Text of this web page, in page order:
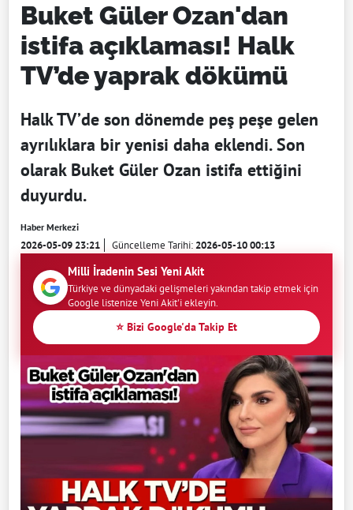
Buket Güler Ozan'dan
istifa açıklaması! Halk
TV’de yaprak dökümü
Halk TV’de son dönemde peş peşe gelen
ayrılıklara bir yenisi daha eklendi. Son
olarak Buket Güler Ozan istifa ettiğini
duyurdu.
Haber Merkezi
2026-05-09 23:21 Güncelleme Tarihi:2026-05-10 00:13
Milli İradenin Sesi Yeni Akit
Türkiye ve dünyadaki gelişmeleri yakından takip etmek için
Google listenize Yeni Akit'i ekleyin.
⭐ Bizi Google'da Takip Et